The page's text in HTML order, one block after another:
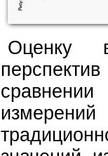
Оценку